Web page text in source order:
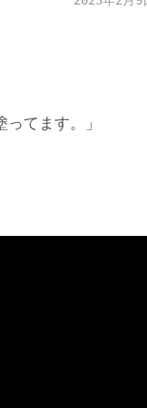
てます。」